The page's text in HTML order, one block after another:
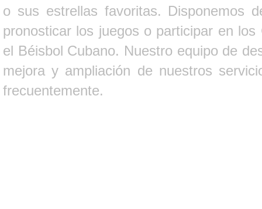
o sus estrellas favoritas. Disponemos
pronosticar los juegos o participar en
el Béisbol Cubano. Nuestro equipo de
mejora y ampliación de nuestros
frecuentemente.